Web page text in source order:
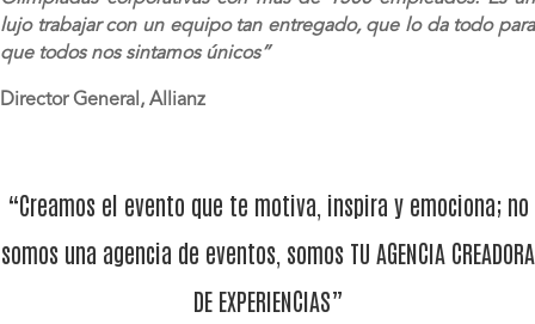
lujo trabajar con un equipo tan entregado, que lo da todo para
que todos nos sintamos únicos”
Director General, Allianz
“Creamos el evento que te motiva, inspira y emociona; no
somos una agencia de eventos, somos TU AGENCIA CREADORA
DE EXPERIENCIAS”